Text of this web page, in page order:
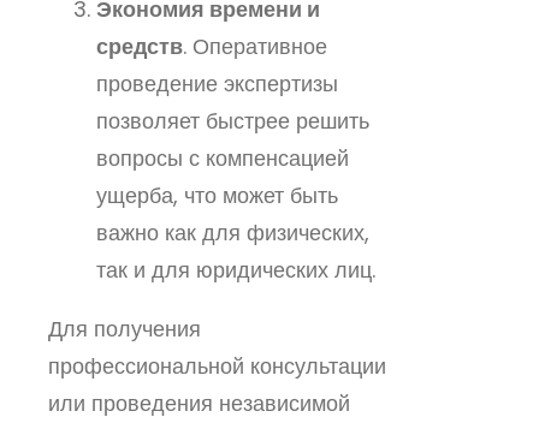
Экономия времени и
средств. Оперативное
проведение экспертизы
позволяет быстрее решить
вопросы с компенсацией
ущерба, что может быть
важно как для физических,
так и для юридических лиц.
Для получения
профессиональной консультации
или проведения независимой